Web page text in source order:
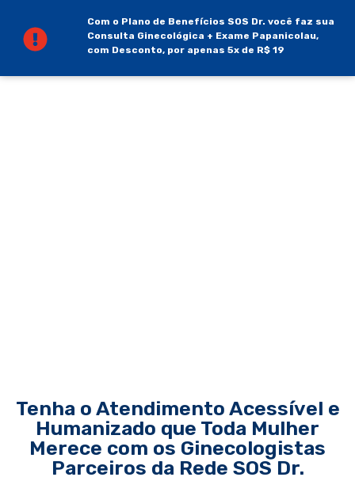
Com o Plano de Benefícios SOS Dr. você faz sua
Consulta Ginecológica + Exame Papanicolau,
com Desconto, por apenas 5x de R$ 19
Tenha o Atendimento Acessível e
Humanizado que Toda Mulher
Merece com os Ginecologistas
Parceiros da Rede SOS Dr.